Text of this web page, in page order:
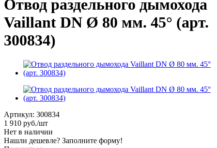
Отвод раздельного дымохода
Vaillant DN Ø 80 мм. 45° (арт.
300834)
Артикул: 300834
1 910 руб./шт
Нет в наличии
Нашли дешевле? Заполните форму!